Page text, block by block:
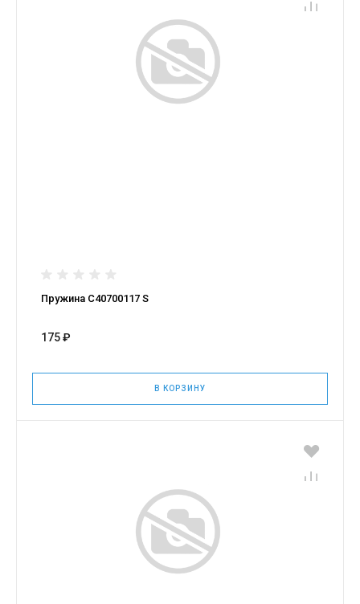
Пружина С40700117 S
175 ₽
В КОРЗИНУ